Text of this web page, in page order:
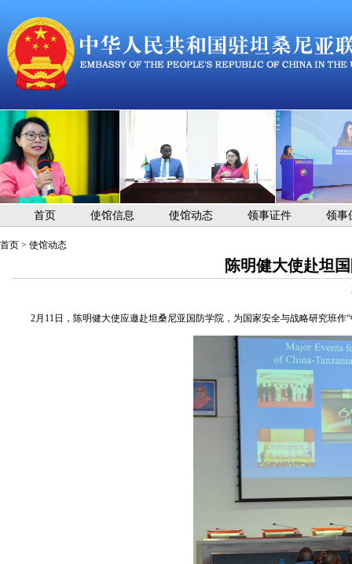
首页 使馆信息 使馆动态 领事证件 领事
首页 > 使馆动态
陈明健大使赴坦
2月11日，陈明健大使应邀赴坦桑尼亚国防学院，为国家安全与战略研究班作